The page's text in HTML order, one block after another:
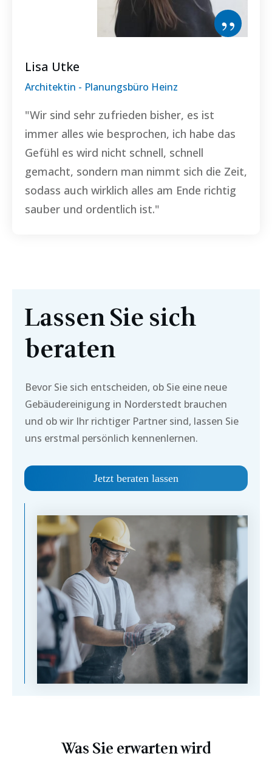
Lisa Utke
Architektin - Planungsbüro Heinz
"Wir sind sehr zufrieden bisher, es ist
immer alles wie besprochen, ich habe das
Gefühl es wird nicht schnell, schnell
gemacht, sondern man nimmt sich die Zeit,
sodass auch wirklich alles am Ende richtig
sauber und ordentlich ist."
”
Lassen Sie sich
beraten
Bevor Sie sich entscheiden, ob Sie eine neue
Gebäudereinigung in Norderstedt brauchen
und ob wir Ihr richtiger Partner sind, lassen Sie
uns erstmal persönlich kennenlernen.
Jetzt beraten lassen
Was Sie erwarten wird